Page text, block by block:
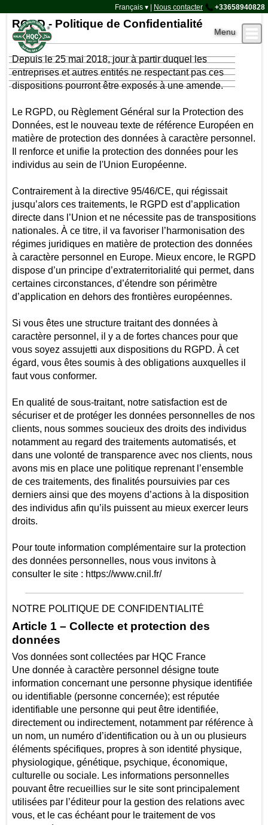
Français ▾ Nous contacter +33658940828
Accueil
A propos de HQC
Certification
Accreditation
Contact
RGPD - Politique de Confidentialité
Depuis le 25 mai 2018, jour à partir duquel les
entreprises et autres entités ne respectant pas ces
dispositions pourront être exposés à une amende.
Le RGPD, ou Règlement Général sur la Protection des
Données, est le nouveau texte de référence Européen en
matière de protection des données à caractère personnel.
Il renforce et unifie la protection des données pour les
individus au sein de l'Union Européenne.
Contrairement à la directive 95/46/CE, qui régissait
jusqu’alors ces traitements, le RGPD est d’application
directe dans l’Union et ne nécessite pas de transpositions
nationales. À ce titre, il va favoriser l’harmonisation des
régimes juridiques en matière de protection des données
à caractère personnel en Europe. Mieux encore, le RGPD
dispose d’un principe d’extraterritorialité qui permet, dans
certaines circonstances, d’étendre son périmètre
d’application en dehors des frontières européennes.
Si vous êtes une structure traitant des données à
caractère personnel, il y a de fortes chances pour que
vous soyez assujetti aux dispositions du RGPD. À cet
égard, vous êtes soumis à des obligations auxquelles il
faut vous conformer.
En qualité de sous-traitant, notre satisfaction est de
sécuriser et de protéger les données personnelles de nos
clients, nous sommes soucieux des droits des individus
notamment au regard des traitements automatisés, et
dans une volonté de transparence avec nos clients, nous
avons mis en place une politique reprenant l’ensemble
de ces traitements, des finalités poursuivies par ces
derniers ainsi que des moyens d’actions à la disposition
des individus afin qu’ils puissent au mieux exercer leurs
droits.
Pour toute information complémentaire sur la protection
des données personnelles, nous vous invitons à
consulter le site : https://www.cnil.fr/
NOTRE POLITIQUE DE CONFIDENTIALITÉ
Article 1 – Collecte et protection des
données
Vos données sont collectées par HQC France
Une donnée à caractère personnel désigne toute
information concernant une personne physique identifiée
ou identifiable (personne concernée); est réputée
identifiable une personne qui peut être identifiée,
directement ou indirectement, notamment par référence à
un nom, un numéro d’identification ou à un ou plusieurs
éléments spécifiques, propres à son identité physique,
physiologique, génétique, psychique, économique,
culturelle ou sociale. Les informations personnelles
pouvant être recueillies sur le site sont principalement
utilisées par l’éditeur pour la gestion des relations avec
vous, et le cas échéant pour le traitement de vos